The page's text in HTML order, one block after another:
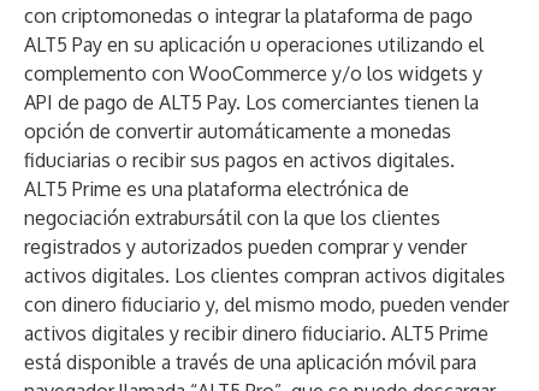
con criptomonedas o integrar la plataforma de pago
ALT5 Pay en su aplicación u operaciones utilizando el
complemento con WooCommerce y/o los widgets y
API de pago de ALT5 Pay. Los comerciantes tienen la
opción de convertir automáticamente a monedas
fiduciarias o recibir sus pagos en activos digitales.
ALT5 Prime es una plataforma electrónica de
negociación extrabursátil con la que los clientes
registrados y autorizados pueden comprar y vender
activos digitales. Los clientes compran activos digitales
con dinero fiduciario y, del mismo modo, pueden vender
activos digitales y recibir dinero fiduciario. ALT5 Prime
está disponible a través de una aplicación móvil para